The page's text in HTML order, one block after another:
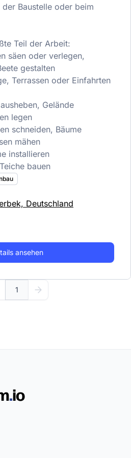
Baustelle oder beim
Teil der Arbeit:
säen oder verlegen,
gestalten
Terrassen oder Einfahrten
Gelände
legen
schneiden, Bäume
mähen
installieren
bauen
Deutschland
ansehen
1